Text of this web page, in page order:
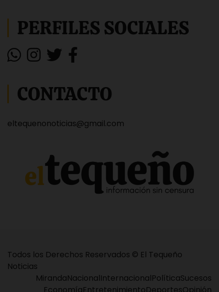
PERFILES SOCIALES
CONTACTO
eltequenonoticias@gmail.com
Todos los Derechos Reservados © El Tequeño
Noticias
MirandaNacionalInternacionalPolíticaSucesos